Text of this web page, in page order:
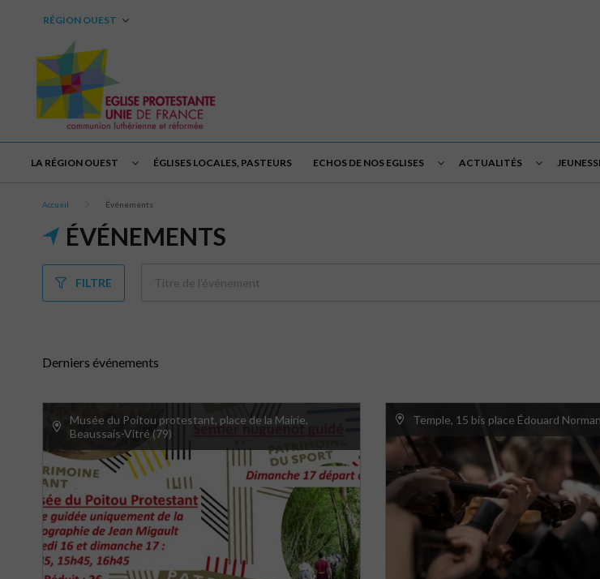
RÉGION OUEST
LA RÉGION OUEST ÉGLISES LOCALES, PASTEURS ECHOS DE NOS EGLISES ACTUALITÉS
Accueil Événements
ÉVÉNEMENTS
FILTRE
Derniers événements
Musée du Poitou protestant, place de la Mairie,
Beaussais-Vitré (79)
Temple, 15 bis place Édouard